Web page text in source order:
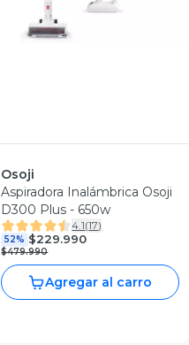
Osoji
Aspiradora Inalámbrica Osoji
D300 Plus - 650w
4.1(17)
52% $229.990
$479.990
Agregar al carro